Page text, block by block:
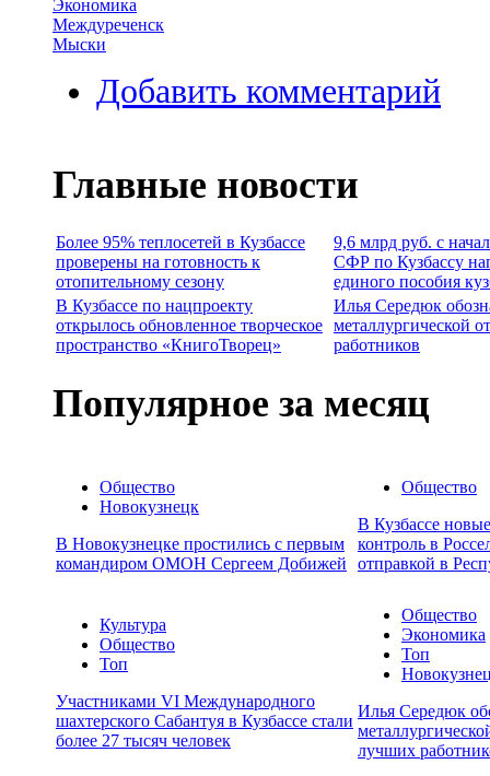
Экономика
Междуреченск
Мыски
Добавить комментарий
Главные новости
Более 95% теплосетей в Кузбассе
проверены на готовность к
отопительному сезону
9,6 млрд руб. с
СФР по Кузбассу
единого пособия
В Кузбассе по нацпроекту
открылось обновленное творческое
пространство «КнигоТворец»
Илья Середюк
металлургической
работников
Популярное за месяц
Общество
Новокузнецк
В Новокузнецке простились с первым
командиром ОМОН Сергеем Добижей
Общество
В Кузбассе
контроль в
отправкой в
Культура
Общество
Топ
Участниками VI Международного
шахтерского Сабантуя в Кузбассе стали
более 27 тысяч человек
Общество
Экономика
Топ
Илья Середюк
лучших